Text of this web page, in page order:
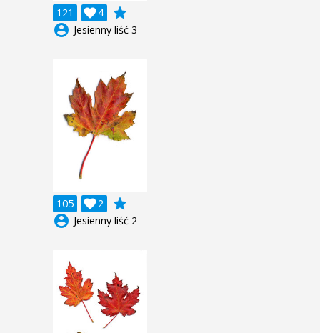
121 4

grade
account_circle Jesienny liść 3
105 2

grade
account_circle Jesienny liść 2